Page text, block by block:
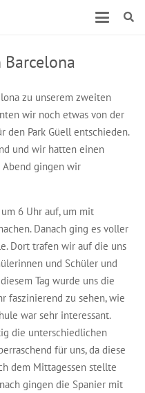
zu unserem zweiten
wir noch etwas von der
den Park Güell entschieden.
und wir hatten einen
Abend gingen wir
6 Uhr auf, um mit
Danach ging es voller
Dort trafen wir auf die uns
und Schüler und
Tag wurde uns die
faszinierend zu sehen, wie
war sehr interessant.
die unterschiedlichen
für uns, da diese
dem Mittagessen stellte
gingen die Spanier mit